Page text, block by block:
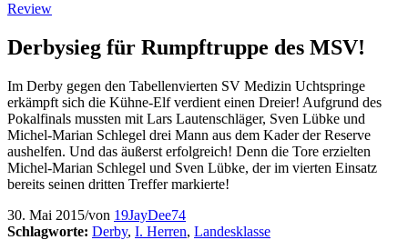
Review
Derbysieg für Rumpftruppe des MSV!
Im Derby gegen den Tabellenvierten SV Medizin Uchtspringe
erkämpft sich die Kühne-Elf verdient einen Dreier! Aufgrund des
Pokalfinals mussten mit Lars Lautenschläger, Sven Lübke und
Michel-Marian Schlegel drei Mann aus dem Kader der Reserve
aushelfen. Und das äußerst erfolgreich! Denn die Tore erzielten
Michel-Marian Schlegel und Sven Lübke, der im vierten Einsatz
bereits seinen dritten Treffer markierte!
30. Mai 2015/von 19JayDee74
Schlagworte: Derby, I. Herren, Landesklasse